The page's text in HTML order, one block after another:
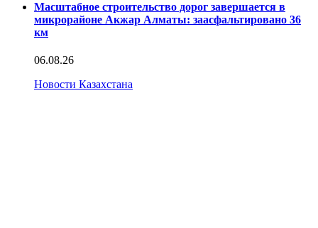
Масштабное строительство дорог завершается в
микрорайоне Акжар Алматы: заасфальтировано 36
км
06.08.26
Новости Казахстана